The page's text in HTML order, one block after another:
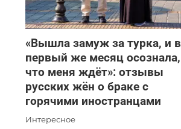
«Вышла замуж за турка, и в
первый же месяц осознала,
что меня ждёт»: отзывы
русских жён о браке с
горячими иностранцами
Интересное